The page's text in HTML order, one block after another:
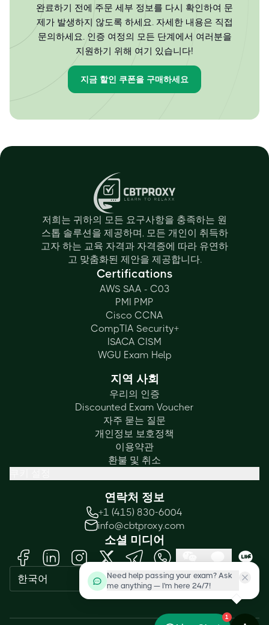
완료하기 전에 주문 세부 정보를 다시 확인하여 문
제가 발생하지 않도록 하세요. 자세한 내용은 직접
문의하세요. 인증 여정의 모든 단계에서 여러분을
지원하기 위해 여기 있습니다!
지금 할인 쿠폰을 구매하세요
저희는 귀하의 모든 요구사항을 충족하는 원
스톱 솔루션을 제공하며, 모든 개인이 취득하
고자 하는 교육 자격과 자격증에 따라 유연하
고 맞춤화된 제안을 제공합니다.
Certifications
AWS SAA - C03
PMI PMP
Cisco CCNA
CompTIA Security+
ISACA CISM
WGU Exam Help
지역 사회
우리의 인증
Discounted Exam Voucher
자주 묻는 질문
개인정보 보호정책
이용약관
환불 및 취소
연락처 정보
+1 (415) 830-6004
info@cbtproxy.com
소셜 미디어
한국어
Need help passing your exam? Ask
me anything — I'm here 24/7!
1